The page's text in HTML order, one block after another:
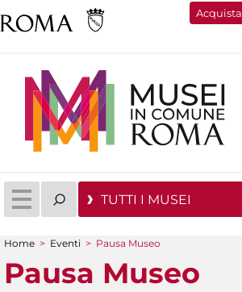
Acquista
TUTTI I MUSEI
Tu sei qui
Home > Eventi > Pausa Museo
Pausa Museo